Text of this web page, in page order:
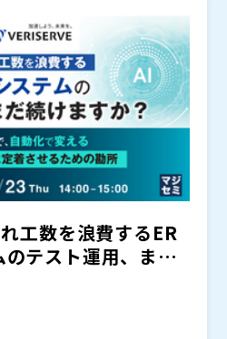
企業は将来的に追加、削除さ
、人間の判断・知見が引き続き
、ポイントを明確にお伝えしま
切なスコープ設定、成功指
的な展開を見据えた短期間・
ご紹介します。
（）
活用研究所（）
企業は将来的に追加、削除さ
工数を浪費するER
テスト運用、まだ